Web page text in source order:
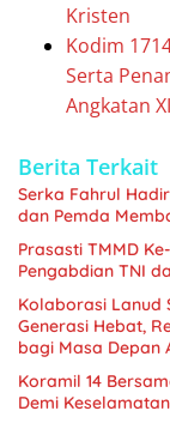
Kristen
Kodim
Serta
Angkatan
Berita Terkait
Serka Fahrul
dan Pemda
Prasasti TMMD
Pengabdian TNI
Kolaborasi Lanud
Generasi Hebat,
bagi Masa Depan
Koramil 14
Demi